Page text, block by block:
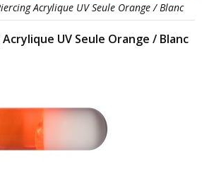
Acrylique UV Seule Orange / Blanc
UV Seule Orange / Blanc